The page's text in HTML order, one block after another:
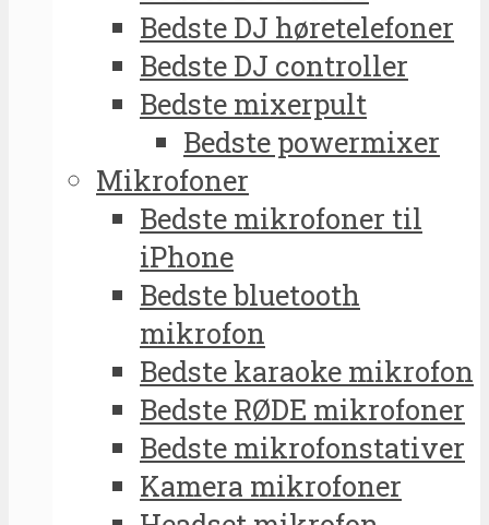
Bedste DJ høretelefoner
Bedste DJ controller
Bedste mixerpult
Bedste powermixer
Mikrofoner
Bedste mikrofoner til
iPhone
Bedste bluetooth
mikrofon
Bedste karaoke mikrofon
Bedste RØDE mikrofoner
Bedste mikrofonstativer
Kamera mikrofoner